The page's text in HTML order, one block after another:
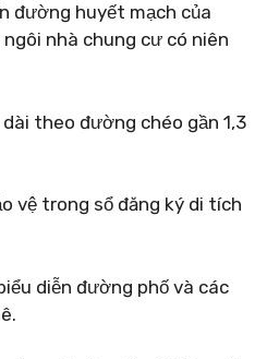
đường huyết mạch của
nhà chung cư có niên
theo đường chéo gần 1,3
vệ trong sổ đăng ký di tích
diễn đường phố và các